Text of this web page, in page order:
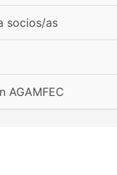
socios/as
AGAMFEC